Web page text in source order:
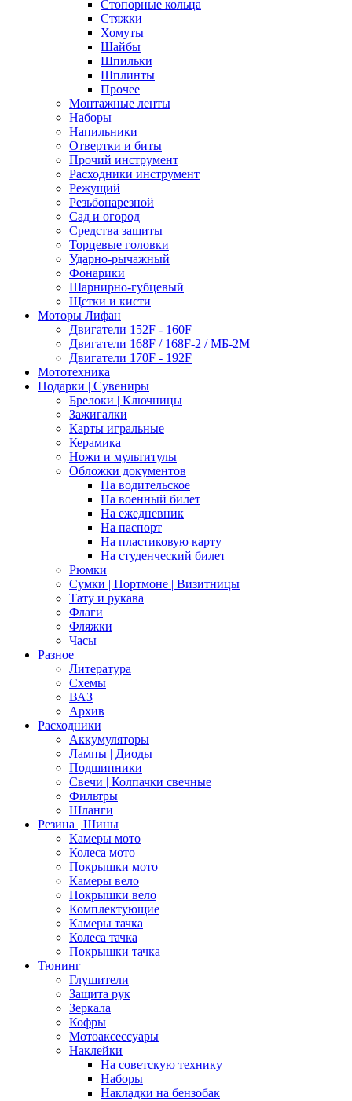
Стопорные кольца
Стяжки
Хомуты
Шайбы
Шпильки
Шплинты
Прочее
Монтажные ленты
Наборы
Напильники
Отвертки и биты
Прочий инструмент
Расходники инструмент
Режущий
Резьбонарезной
Сад и огород
Средства защиты
Торцевые головки
Ударно-рычажный
Фонарики
Шарнирно-губцевый
Щетки и кисти
Моторы Лифан
Двигатели 152F - 160F
Двигатели 168F / 168F-2 / МБ-2М
Двигатели 170F - 192F
Мототехника
Подарки | Сувениры
Брелоки | Ключницы
Зажигалки
Карты игральные
Керамика
Ножи и мультитулы
Обложки документов
На водительское
На военный билет
На ежедневник
На паспорт
На пластиковую карту
На студенческий билет
Рюмки
Сумки | Портмоне | Визитницы
Тату и рукава
Флаги
Фляжки
Часы
Разное
Литература
Схемы
ВАЗ
Архив
Расходники
Аккумуляторы
Лампы | Диоды
Подшипники
Свечи | Колпачки свечные
Фильтры
Шланги
Резина | Шины
Камеры мото
Колеса мото
Покрышки мото
Камеры вело
Покрышки вело
Комплектующие
Камеры тачка
Колеса тачка
Покрышки тачка
Тюнинг
Глушители
Защита рук
Зеркала
Кофры
Мотоаксессуары
Наклейки
На советскую технику
Наборы
Накладки на бензобак